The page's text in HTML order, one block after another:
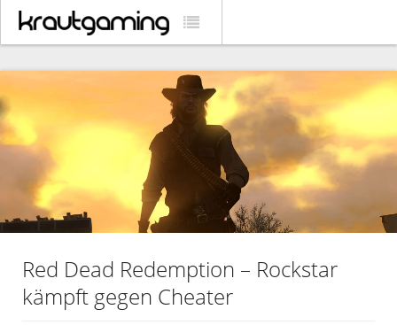
Red Dead Redemption – Rockstar
kämpft gegen Cheater